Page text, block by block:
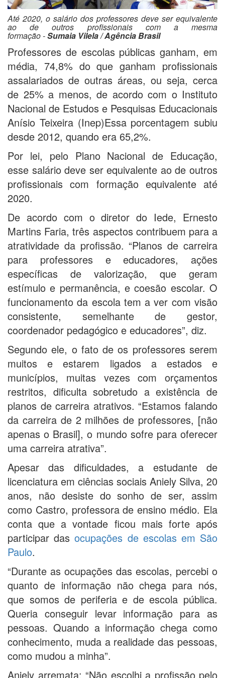
Até 2020, o salário dos professores deve ser equivalente
ao de outros profissionais com a mesma
formação -Sumaia Vilela / Agência Brasil
Professores de escolas públicas ganham, em
média, 74,8% do que ganham profissionais
assalariados de outras áreas, ou seja, cerca
de 25% a menos, de acordo com o Instituto
Nacional de Estudos e Pesquisas Educacionais
Anísio Teixeira (Inep)Essa porcentagem subiu
desde 2012, quando era 65,2%.
Por lei, pelo Plano Nacional de Educação,
esse salário deve ser equivalente ao de outros
profissionais com formação equivalente até
2020.
De acordo com o diretor do Iede, Ernesto
Martins Faria, três aspectos contribuem para a
atratividade da profissão. “Planos de carreira
para professores e educadores, ações
específicas de valorização, que geram
estímulo e permanência, e coesão escolar. O
funcionamento da escola tem a ver com visão
consistente, semelhante de gestor,
coordenador pedagógico e educadores”, diz.
Segundo ele, o fato de os professores serem
muitos e estarem ligados a estados e
municípios, muitas vezes com orçamentos
restritos, dificulta sobretudo a existência de
planos de carreira atrativos. “Estamos falando
da carreira de 2 milhões de professores, [não
apenas o Brasil], o mundo sofre para oferecer
uma carreira atrativa”.
Apesar das dificuldades, a estudante de
licenciatura em ciências sociais Aniely Silva, 20
anos, não desiste do sonho de ser, assim
como Castro, professora de ensino médio. Ela
conta que a vontade ficou mais forte após
participar dasocupações de escolas em São
Paulo.
“Durante as ocupações das escolas, percebi o
quanto de informação não chega para nós,
que somos de periferia e de escola pública.
Queria conseguir levar informação para as
pessoas. Quando a informação chega como
conhecimento, muda a realidade das pessoas,
como mudou a minha”.
Aniely arremata: “Não escolhi a profissão pelo